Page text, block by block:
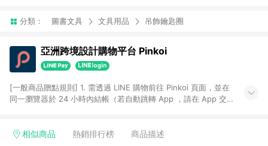
分類： 圖書文具 文具用品 吊飾鑰匙圈
亞洲跨境設計購物平台 Pinkoi
[一般商品贈點規則] 1. 需透過 LINE 購物前往 Pinkoi 頁面，並在
同一瀏覽器於 24 小時內結帳（若自動跳轉 App ，請在 App 交
回饋訂單不得享有 Pinkoi 站方優惠，例如首購優惠，P coins，
相似商品 熱銷排行榜 商品描述